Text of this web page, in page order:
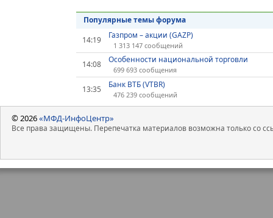
Популярные темы форума
14:19
Газпром – акции (GAZP)
1 313 147 сообщений
14:08 Особенности национальной торговли
699 693 сообщения
13:35 Банк ВТБ (VTBR)
476 239 сообщений
© 2026«МФД-ИнфоЦентр»
Все права защищены. Перепечатка материалов возможна только со